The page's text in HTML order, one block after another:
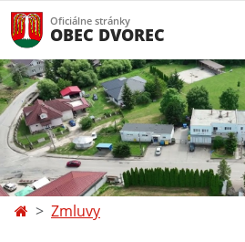
Oficiálne stránky
OBEC DVOREC
Zmluvy